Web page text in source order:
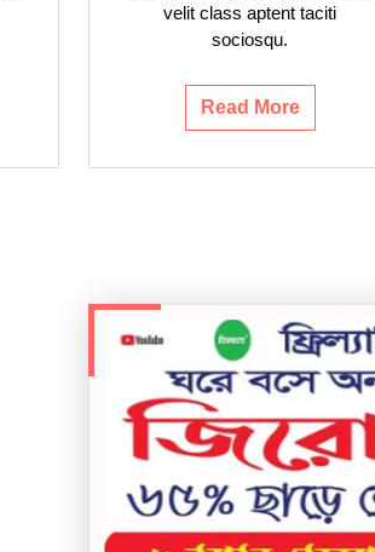
velit class aptent taciti
sociosqu.
Read More